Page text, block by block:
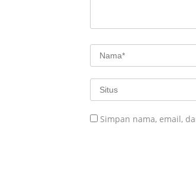
Simpan nama, email,